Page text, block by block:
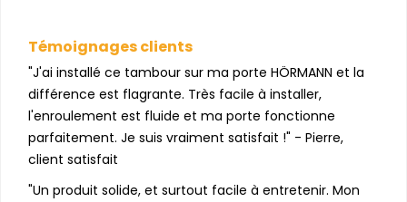
Témoignages clients
"J'ai installé ce tambour sur ma porte HÖRMANN et la
différence est flagrante. Très facile à installer,
l'enroulement est fluide et ma porte fonctionne
parfaitement. Je suis vraiment satisfait !" - Pierre,
client satisfait
"Un produit solide, et surtout facile à entretenir. Mon